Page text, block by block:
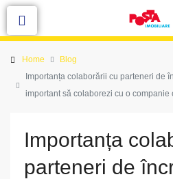
Home
Blog
Importanța colaborării cu parteneri de
important să colaborezi cu o companie
Importanța
parteneri de